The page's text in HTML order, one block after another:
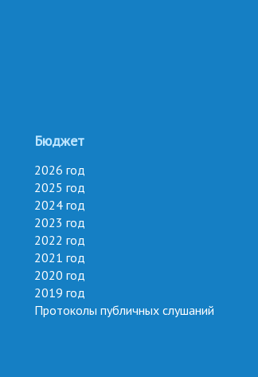
Бюджет
2026 год
2025 год
2024 год
2023 год
2022 год
2021 год
2020 год
2019 год
Протоколы публичных слушаний